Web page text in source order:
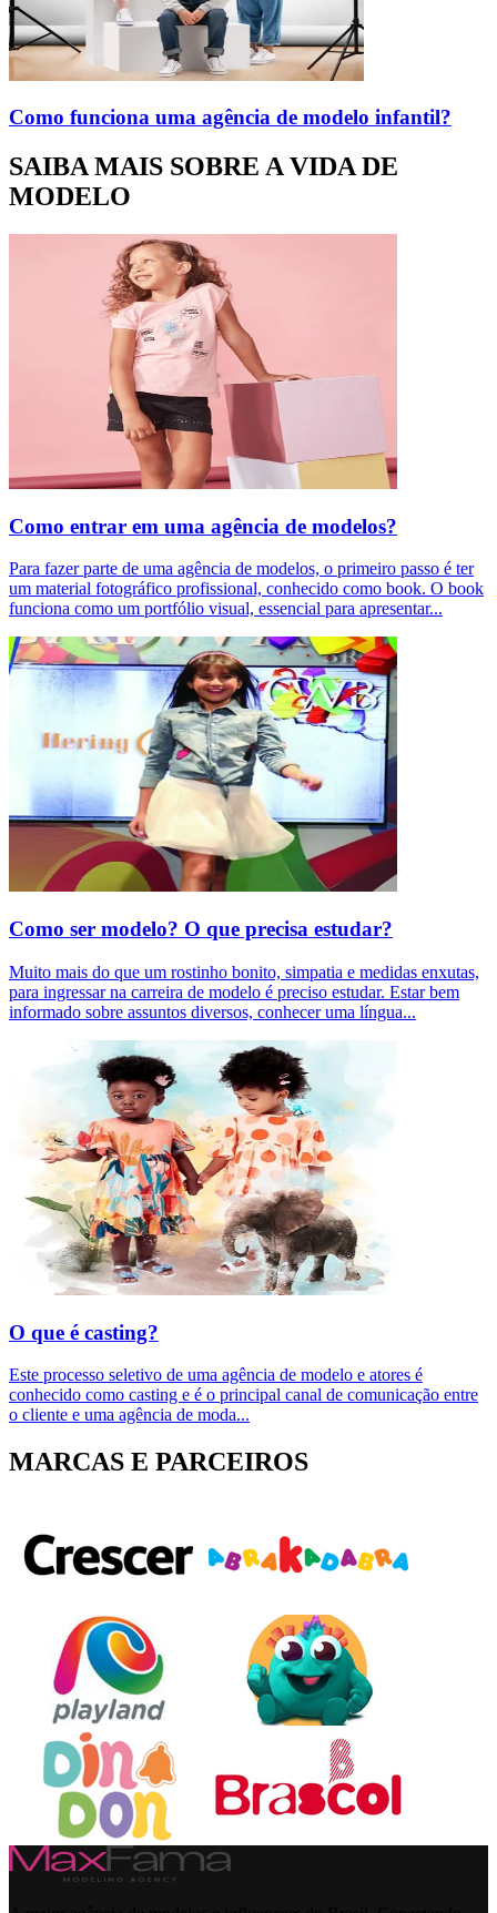
Como funciona uma agência de modelo infantil?
SAIBA MAIS SOBRE A VIDA DE
MODELO
Como entrar em uma agência de modelos?
Para fazer parte de uma agência de modelos, o primeiro passo é ter
um material fotográfico profissional, conhecido como book. O book
funciona como um portfólio visual, essencial para apresentar...
Como ser modelo? O que precisa estudar?
Muito mais do que um rostinho bonito, simpatia e medidas enxutas,
para ingressar na carreira de modelo é preciso estudar. Estar bem
informado sobre assuntos diversos, conhecer uma língua...
O que é casting?
Este processo seletivo de uma agência de modelo e atores é
conhecido como casting e é o principal canal de comunicação entre
o cliente e uma agência de moda...
MARCAS E PARCEIROS